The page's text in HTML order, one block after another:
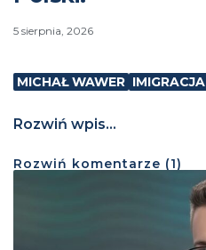
5 sierpnia, 2026
MICHAŁ WAWER IMIGRACJA
Rozwiń wpis...
Rozwiń komentarze (1)